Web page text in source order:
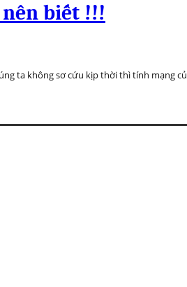
biết !!!
ta không sơ cứu kịp thời thì tính mạng